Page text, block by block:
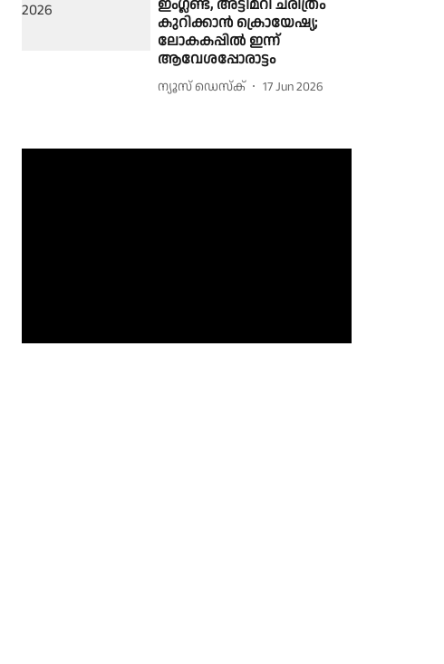
ഇംഗ്ലണ്ട്, അട്ടിമറി ചരിത്രം
കുറിക്കാൻ ക്രൊയേഷ്യ;
ലോകകപ്പിൽ ഇന്ന്
ആവേശപ്പോരാട്ടം
ന്യൂസ് ഡെസ്ക് 17 Jun 2026